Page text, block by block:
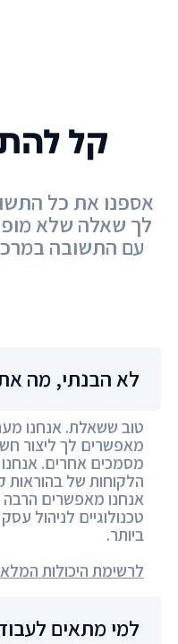
לא הבנתי, מה
טוב ששאלת. אנחנו
מאפשרים לך ליצור
מסמכים אחרים.
הלקוחות של
אנחנו מאפשרים
טכנולוגיים לניהול
ביותר.
לרשימת היכולות
למי מתאים
קל
אספנו את כל
לך שאלה שלא
עם התשובה